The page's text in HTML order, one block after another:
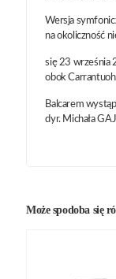
Wersja
na okoliczność
się 23 września
obok
Balcarem
dyr. Michała
Może spodoba się